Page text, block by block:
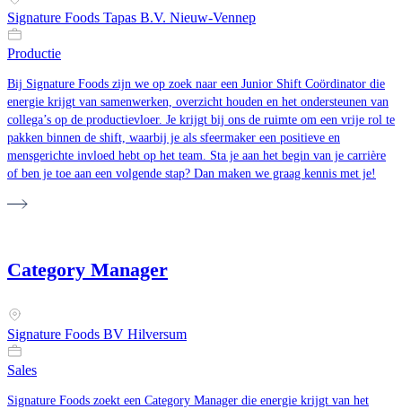
Signature Foods Tapas B.V. Nieuw-Vennep
Productie
Bij Signature Foods zijn we op zoek naar een Junior Shift Coördinator die
energie krijgt van samenwerken, overzicht houden en het ondersteunen van
collega’s op de productievloer. Je krijgt bij ons de ruimte om een vrije rol te
pakken binnen de shift, waarbij je als sfeermaker een positieve en
mensgerichte invloed hebt op het team. Sta je aan het begin van je carrière
of ben je toe aan een volgende stap? Dan maken we graag kennis met je!
Category Manager
Signature Foods BV Hilversum
Sales
Signature Foods zoekt een Category Manager die energie krijgt van het